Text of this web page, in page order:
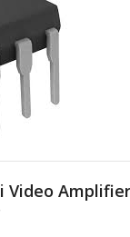
Video